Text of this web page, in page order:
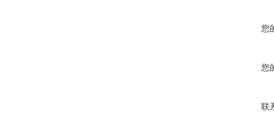
您
您
联